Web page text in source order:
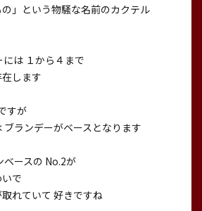
の」という物騒な名前のカクテル
は １から４まで
します
すが
ブランデーがベースとなります
ベースの No.2が
で
れていて 好きですね